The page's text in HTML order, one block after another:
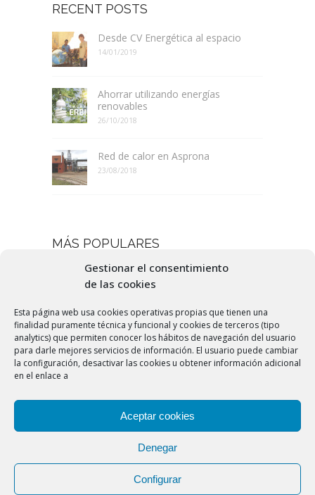
Gestionar el consentimiento
de las cookies
Esta página web usa cookies operativas propias que tienen una
finalidad puramente técnica y funcional y cookies de terceros (tipo
analytics) que permiten conocer los hábitos de navegación del usuario
para darle mejores servicios de información. El usuario puede cambiar
la configuración, desactivar las cookies u obtener información adicional
en el enlace a
Aceptar cookies
Denegar
Configurar
RECENT POSTS
Desde CV Energética al espacio
14/01/2019
Ahorrar utilizando energías
renovables
26/10/2018
Red de calor en Asprona
23/08/2018
MÁS POPULARES
Nuevas fuentes de energía
19/07/2016
Qué es el pellet
25/06/2016
24/07/2016
LEAVE A COMMENT